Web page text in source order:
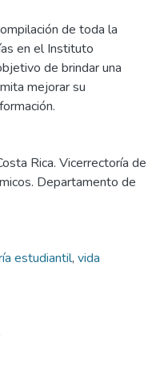
de toda la
en el Instituto
de brindar una
mejorar su
Rica. Vicerrectoría de
Departamento de
estudiantil, vida